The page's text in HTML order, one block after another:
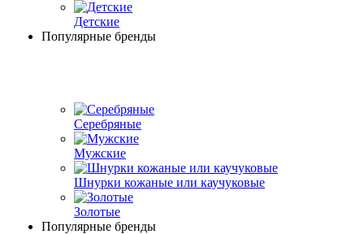
Детские
Популярные бренды
Серебряные
Мужские
Шнурки кожаные или каучуковые
Золотые
Популярные бренды